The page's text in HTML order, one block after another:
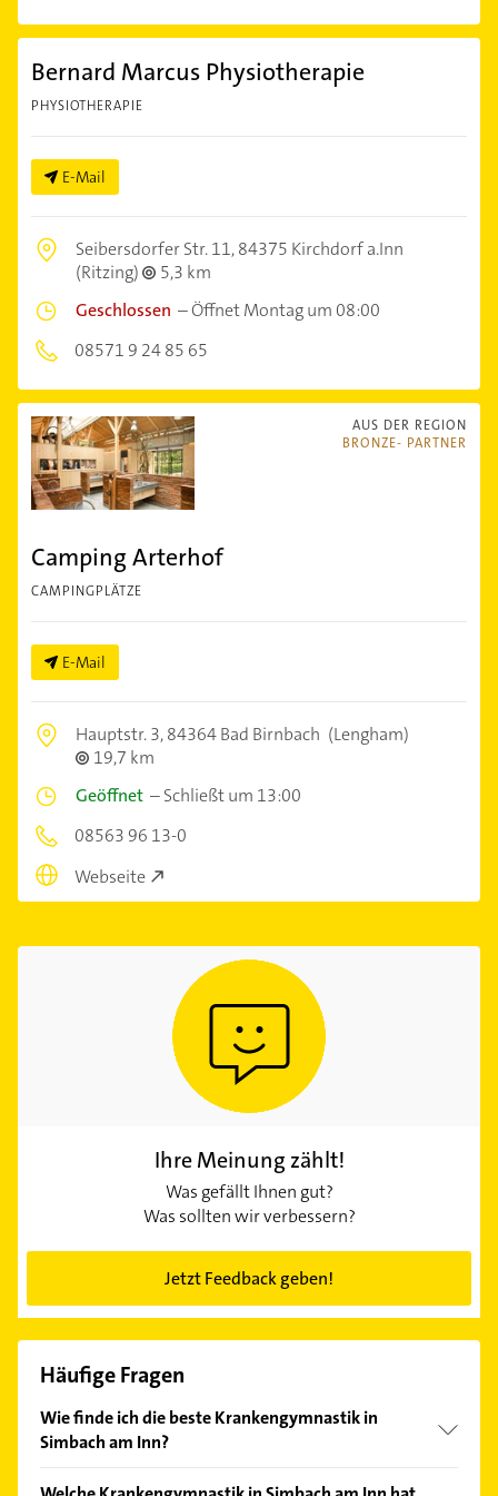
Bernard Marcus Physiotherapie
PHYSIOTHERAPIE
E-Mail
Seibersdorfer Str. 11,84375 Kirchdorf a.Inn
(Ritzing)
5,3 km
Geschlossen –Öffnet Montag um 08:00
08571 9 24 85 65
AUS DER REGION
BRONZE- PARTNER
Camping Arterhof
CAMPINGPLÄTZE
E-Mail
Hauptstr. 3,84364 Bad Birnbach (Lengham)
19,7 km
Geöffnet –Schließt um 13:00
08563 96 13-0
Webseite
Ihre Meinung zählt!
Was gefällt Ihnen gut?
Was sollten wir verbessern?
Jetzt Feedback geben!
Häufige Fragen
Wie finde ich die beste Krankengymnastik in
Simbach am Inn?